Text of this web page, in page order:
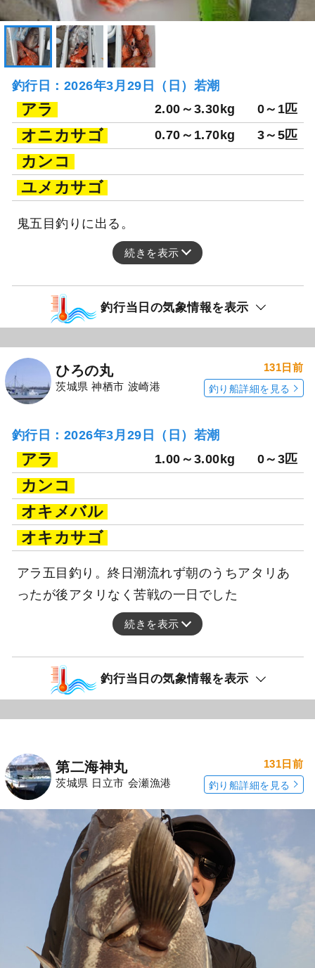
釣行日：2026年3月29日（日）若潮
アラ 2.00～3.30kg 0～1匹
オニカサゴ 0.70～1.70kg 3～5匹
カンコ
ユメカサゴ
鬼五目釣りに出る。
続きを表示
釣行当日の気象情報を表示
ひろの丸
茨城県 神栖市 波崎港
131日前
釣り船詳細を見る
釣行日：2026年3月29日（日）若潮
アラ 1.00～3.00kg 0～3匹
カンコ
オキメバル
オキカサゴ
アラ五目釣り。終日潮流れず朝のうちアタリあ
ったが後アタリなく苦戦の一日でした
続きを表示
釣行当日の気象情報を表示
第二海神丸
茨城県 日立市 会瀬漁港
131日前
釣り船詳細を見る